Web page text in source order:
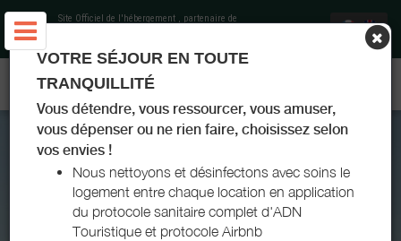
Site Officiel de l'hébergement , partenaire de
APPARTEMENT BELVÉDÈRE LEGLIZE - VIEUX-BOUCAU
VOTRE SÉJOUR EN TOUTE
TRANQUILLITÉ
Vous détendre, vous ressourcer, vous amuser,
vous dépenser ou ne rien faire, choisissez selon
vos envies !
Nous nettoyons et désinfectons avec soins le
logement entre chaque location en application
du protocole sanitaire complet d'ADN
Touristique et protocole Airbnb